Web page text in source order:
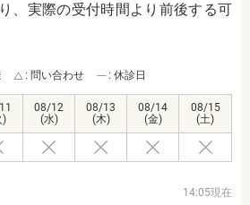
、実際の受付時間より前後する可
: 問い合わせ : 休診日
)
08/12
(水)
08/13
(木)
08/14
(金)
08/15
(土)
14:05現在